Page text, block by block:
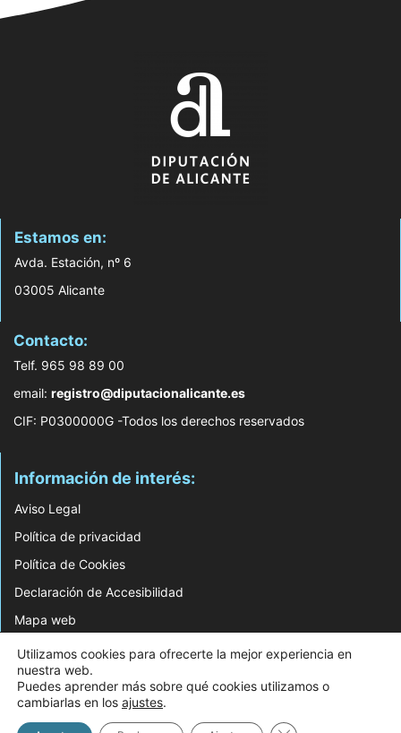
Estamos en:
Avda. Estación, nº 6
03005 Alicante
Contacto:
Telf. 965 98 89 00
email: registro@diputacionalicante.es
CIF: P0300000G -Todos los derechos reservados
Información de interés:
Aviso Legal
Política de privacidad
Política de Cookies
Declaración de Accesibilidad
Mapa web
© 2026 Web Desarrollada por el Servicio de Informática de Diputación de
Utilizamos cookies para ofrecerte la mejor experiencia en
nuestra web.
Puedes aprender más sobre qué cookies utilizamos o
cambiarlas en los ajustes.